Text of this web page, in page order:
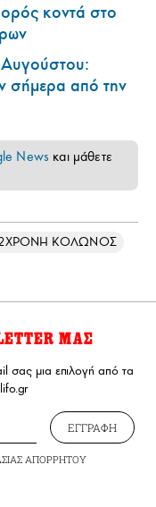
κοντά στο
σήμερα από την
News και μάθετε
ΚΟΛΩΝΟΣ
ΜΑΣ
σας μια επιλογή από τα
ΕΓΓΡΑΦΗ
ΑΠΟΡΡΗΤΟΥ